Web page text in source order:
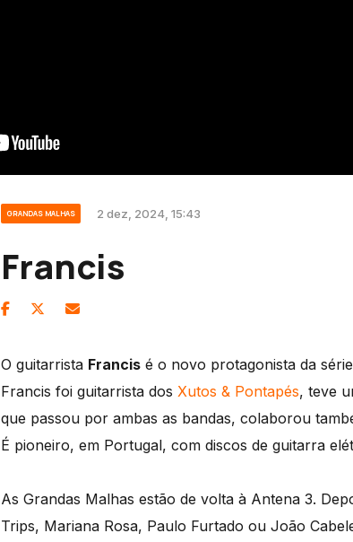
GRANDAS MALHAS 2 dez, 2024, 15:43
Francis
O guitarrista Francis é o novo protagonista da
Francis foi guitarrista dos Xutos & Pontapés, teve
que passou por ambas as bandas, colaborou
É pioneiro, em Portugal, com discos de guitarra
As Grandas Malhas estão de volta à Antena 3.
Trips, Mariana Rosa, Paulo Furtado ou João